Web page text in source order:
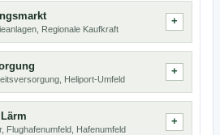
Regionale Kaufkraft
Heliport-Umfeld
Flughafenumfeld, Hafenumfeld